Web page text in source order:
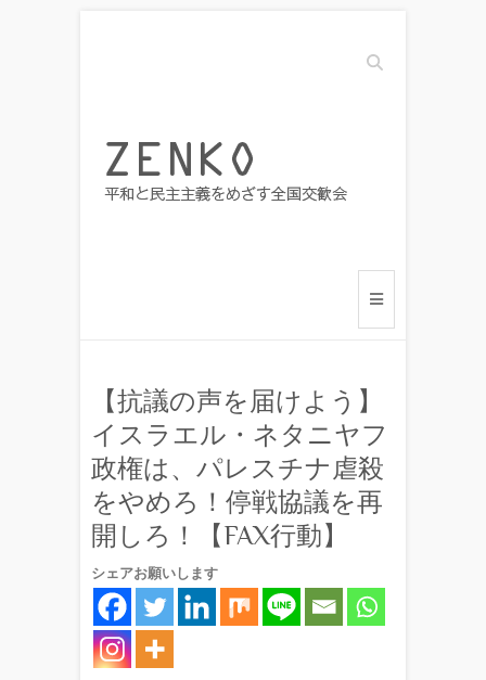
Search
【抗議の声を届けよう】
イスラエル・ネタニヤフ
政権は、パレスチナ虐殺
をやめろ！停戦協議を再
開しろ！【FAX行動】
シェアお願いします